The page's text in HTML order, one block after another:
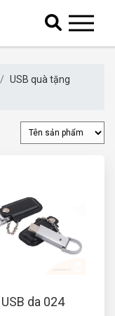
USB quà tặng
USB da 024